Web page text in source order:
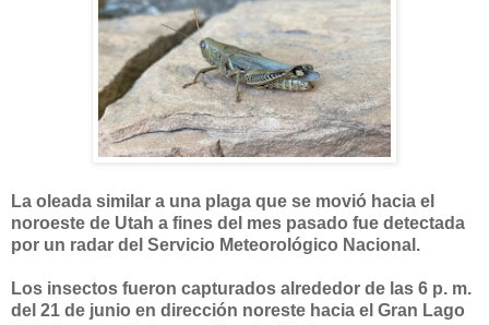
La oleada similar a una plaga que se movió hacia el
noroeste de Utah a fines del mes pasado fue detectada
por un radar del Servicio Meteorológico Nacional.
Los insectos fueron capturados alrededor de las 6 p. m.
del 21 de junio en dirección noreste hacia el Gran Lago